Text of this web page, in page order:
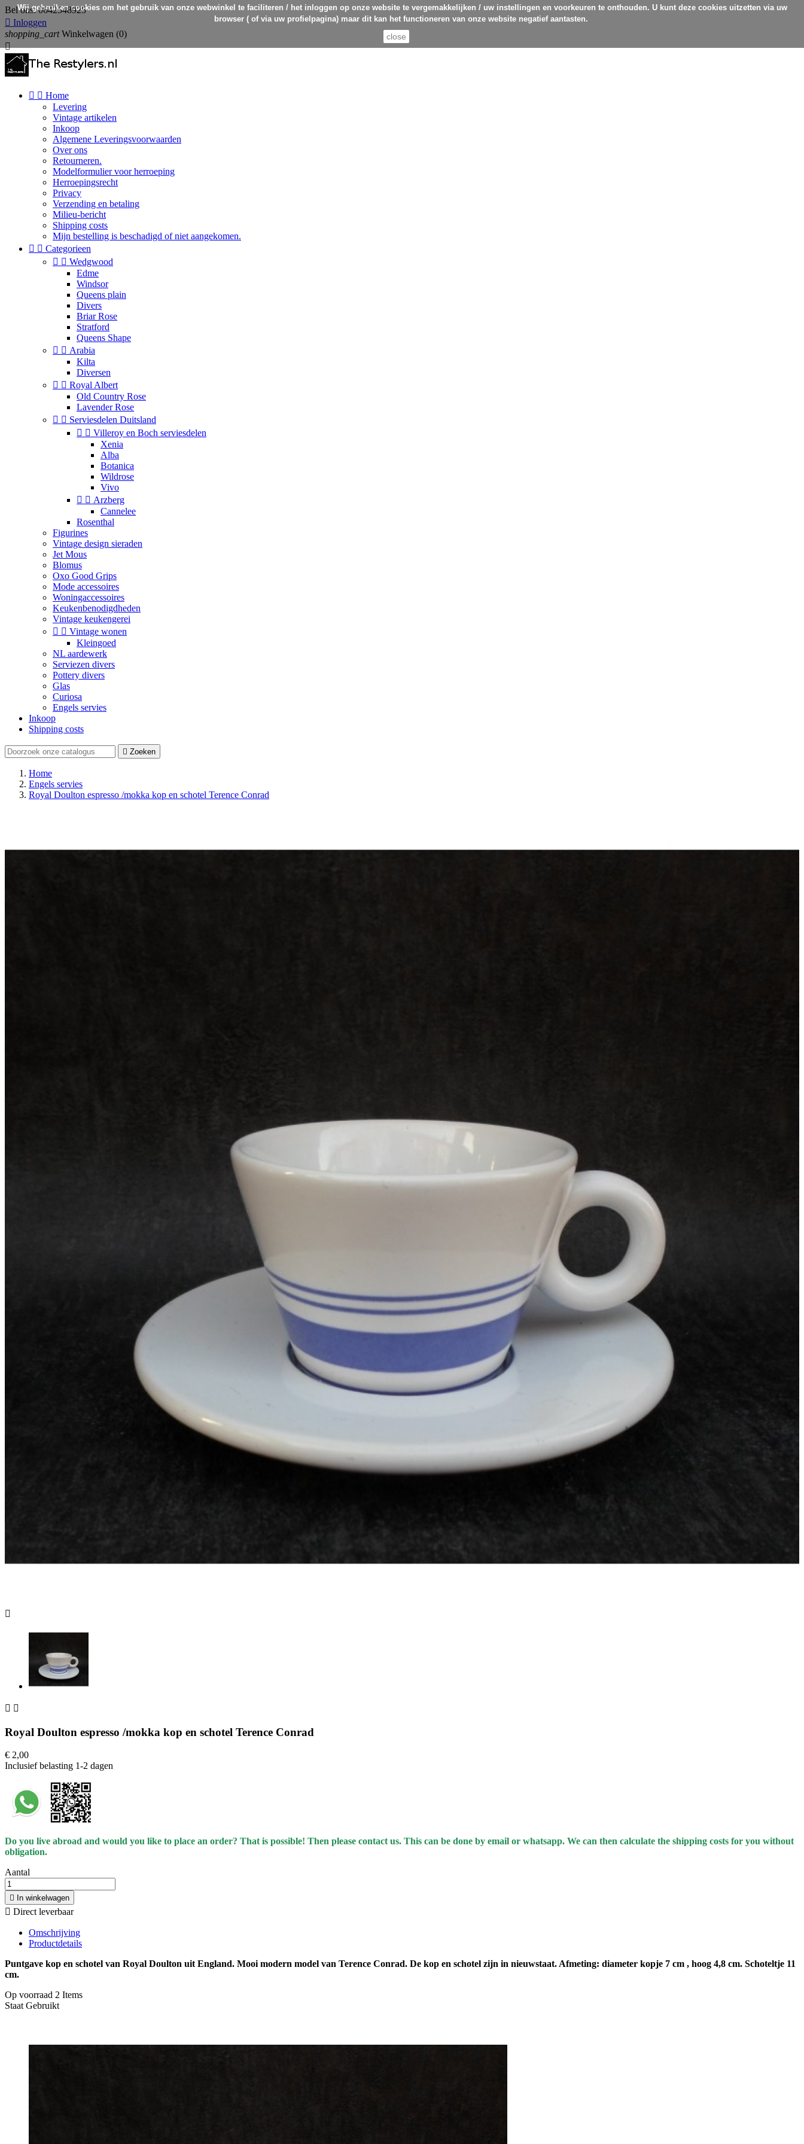
Bel ons:0642548925
 Inloggen
shopping_cart Winkelwagen (0)

  Home
Levering
Vintage artikelen
Inkoop
Algemene Leveringsvoorwaarden
Over ons
Retourneren.
Modelformulier voor herroeping
Herroepingsrecht
Privacy
Verzending en betaling
Milieu-bericht
Shipping costs
Mijn bestelling is beschadigd of niet aangekomen.
  Categorieen
  Wedgwood
Edme
Windsor
Queens plain
Divers
Briar Rose
Stratford
Queens Shape
  Arabia
Kilta
Diversen
  Royal Albert
Old Country Rose
Lavender Rose
  Serviesdelen Duitsland
  Villeroy en Boch serviesdelen
Xenia
Alba
Botanica
Wildrose
Vivo
  Arzberg
Cannelee
Rosenthal
Figurines
Vintage design sieraden
Jet Mous
Blomus
Oxo Good Grips
Mode accessoires
Woningaccessoires
Keukenbenodigdheden
Vintage keukengerei
  Vintage wonen
Kleingoed
NL aardewerk
Serviezen divers
Pottery divers
Glas
Curiosa
Engels servies
Inkoop
Shipping costs
 Zoeken
Home
Engels servies
Royal Doulton espresso /mokka kop en schotel Terence Conrad

 
Royal Doulton espresso /mokka kop en schotel Terence Conrad
€ 2,00
Inclusief belasting 1-2 dagen
Do you live abroad and would you like to place an order? That is possible! Then please contact us. This can be done by email or whatsapp. We can then calculate the shipping costs for you without
obligation.
Aantal
 In winkelwagen
 Direct leverbaar
Omschrijving
Productdetails
Puntgave kop en schotel van Royal Doulton uit England. Mooi modern model van Terence Conrad. De kop en schotel zijn in nieuwstaat. Afmeting: diameter kopje 7 cm , hoog 4,8 cm. Schoteltje 11
cm.
Op voorraad 2 Items
StaatGebruikt
Wij gebruiken cookies om het gebruik van onze webwinkel te faciliteren / het inloggen op onze website te vergemakkelijken / uw instellingen en voorkeuren te onthouden. U kunt deze cookies uitzetten via uw
browser ( of via uw profielpagina) maar dit kan het functioneren van onze website negatief aantasten.
close